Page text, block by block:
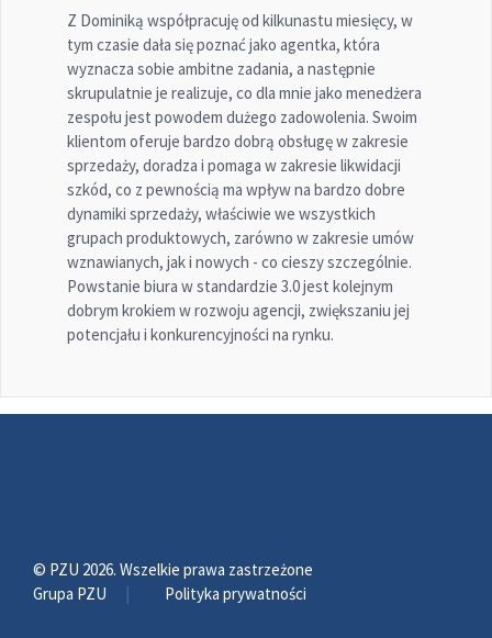
Z Dominiką współpracuję od kilkunastu miesięcy, w
tym czasie dała się poznać jako agentka, która
wyznacza sobie ambitne zadania, a następnie
skrupulatnie je realizuje, co dla mnie jako menedżera
zespołu jest powodem dużego zadowolenia. Swoim
klientom oferuje bardzo dobrą obsługę w zakresie
sprzedaży, doradza i pomaga w zakresie likwidacji
szkód, co z pewnością ma wpływ na bardzo dobre
dynamiki sprzedaży, właściwie we wszystkich
grupach produktowych, zarówno w zakresie umów
wznawianych, jak i nowych - co cieszy szczególnie.
Powstanie biura w standardzie 3.0 jest kolejnym
dobrym krokiem w rozwoju agencji, zwiększaniu jej
potencjału i konkurencyjności na rynku.
© PZU 2026. Wszelkie prawa zastrzeżone
Grupa PZU
Polityka prywatności